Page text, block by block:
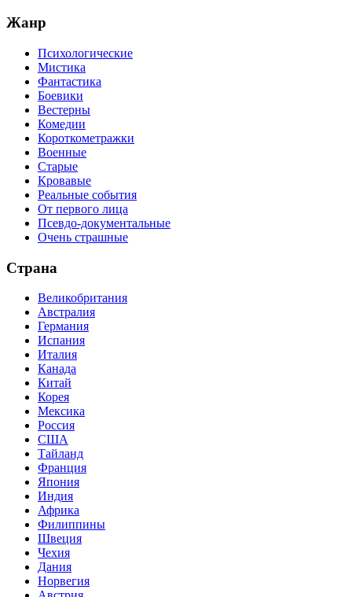
Жанр
Психологические
Мистика
Фантастика
Боевики
Вестерны
Комедии
Короткометражки
Военные
Старые
Кровавые
Реальные события
От первого лица
Псевдо-документальные
Очень страшные
Страна
Великобритания
Австралия
Германия
Испания
Италия
Канада
Китай
Корея
Мексика
Россия
США
Тайланд
Франция
Япония
Индия
Африка
Филиппины
Швеция
Чехия
Дания
Норвегия